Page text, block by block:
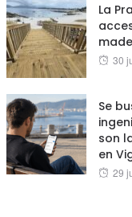
La
30
Se
son
en
29